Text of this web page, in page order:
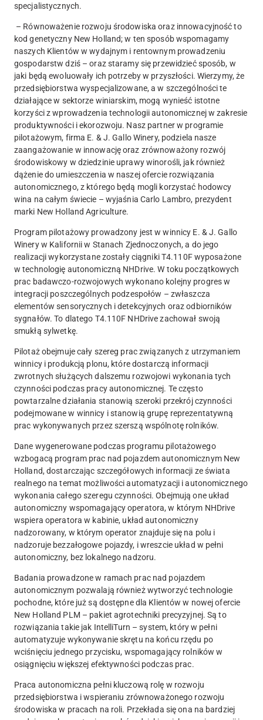
specjalistycznych.
– Równoważenie rozwoju środowiska oraz innowacyjność to
kod genetyczny New Holland; w ten sposób wspomagamy
naszych Klientów w wydajnym i rentownym prowadzeniu
gospodarstw dziś – oraz staramy się przewidzieć sposób, w
jaki będą ewoluowały ich potrzeby w przyszłości. Wierzymy, że
przedsiębiorstwa wyspecjalizowane, a w szczególności te
działające w sektorze winiarskim, mogą wynieść istotne
korzyści z wprowadzenia technologii autonomicznej w zakresie
produktywności i ekorozwoju. Nasz partner w programie
pilotażowym, firma E. & J. Gallo Winery, podziela nasze
zaangażowanie w innowację oraz zrównoważony rozwój
środowiskowy w dziedzinie uprawy winorośli, jak również
dążenie do umieszczenia w naszej ofercie rozwiązania
autonomicznego, z którego będą mogli korzystać hodowcy
wina na całym świecie – wyjaśnia Carlo Lambro, prezydent
marki New Holland Agriculture.
Program pilotażowy prowadzony jest w winnicy E. & J. Gallo
Winery w Kalifornii w Stanach Zjednoczonych, a do jego
realizacji wykorzystane zostały ciągniki T4.110F wyposażone
w technologię autonomiczną NHDrive. W toku początkowych
prac badawczo-rozwojowych wykonano kolejny progres w
integracji poszczególnych podzespołów – zwłaszcza
elementów sensorycznych i detekcyjnych oraz odbiorników
sygnałów. To dlatego T4.110F NHDrive zachował swoją
smukłą sylwetkę.
Pilotaż obejmuje cały szereg prac związanych z utrzymaniem
winnicy i produkcją plonu, które dostarczą informacji
zwrotnych służących dalszemu rozwojowi wykonania tych
czynności podczas pracy autonomicznej. Te często
powtarzalne działania stanowią szeroki przekrój czynności
podejmowane w winnicy i stanowią grupę reprezentatywną
prac wykonywanych przez szerszą wspólnotę rolników.
Dane wygenerowane podczas programu pilotażowego
wzbogacą program prac nad pojazdem autonomicznym New
Holland, dostarczając szczegółowych informacji ze świata
realnego na temat możliwości automatyzacji i autonomicznego
wykonania całego szeregu czynności. Obejmują one układ
autonomiczny wspomagający operatora, w którym NHDrive
wspiera operatora w kabinie, układ autonomiczny
nadzorowany, w którym operator znajduje się na polu i
nadzoruje bezzałogowe pojazdy, i wreszcie układ w pełni
autonomiczny, bez lokalnego nadzoru.
Badania prowadzone w ramach prac nad pojazdem
autonomicznym pozwalają również wytworzyć technologie
pochodne, które już są dostępne dla Klientów w nowej ofercie
New Holland PLM – pakiet agrotechniki precyzyjnej. Są to
rozwiązania takie jak IntelliTurn – system, który w pełni
automatyzuje wykonywanie skrętu na końcu rzędu po
wciśnięciu jednego przycisku, wspomagający rolników w
osiągnięciu większej efektywności podczas prac.
Praca autonomiczna pełni kluczową rolę w rozwoju
przedsiębiorstwa i wspieraniu zrównoważonego rozwoju
środowiska w pracach na roli. Przekłada się ona na bardziej